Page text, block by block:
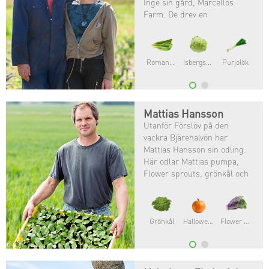
Farm. De drev en
Nederländerna i flera år
innan de bestämde sig för att
flytta till Sverige.
Salladskål Zucchini
Mattias Hansson
Utanför Förslöv på den
vackra Bjärehalvön har
Mattias Hansson sin odling.
Här odlar Mattias pumpa,
Flower sprouts, grönkål och
Salladslök